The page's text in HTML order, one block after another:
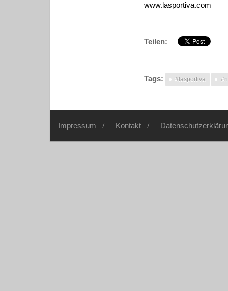
www.lasportiva.com
Teilen:
Tags: #lasportiva
Impressum Kontakt